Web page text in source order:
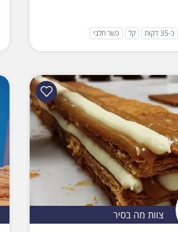
כ-35 דקות קל כשר חלבי
צוות מה בסיר